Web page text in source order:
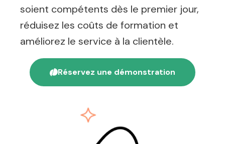
soient compétents dès le premier jour,
réduisez les coûts de formation et
améliorez le service à la clientèle.
Réservez une démonstration